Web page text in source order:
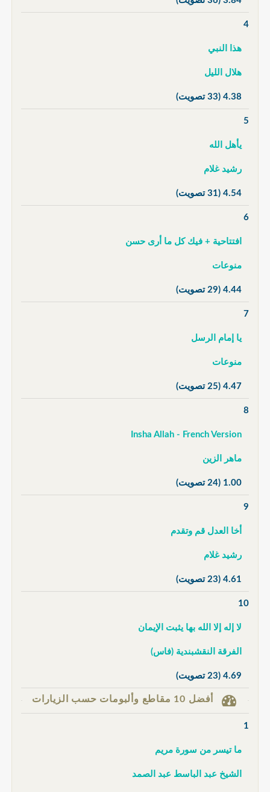
4
هذا النبي
هلال الليل
4.38 (33 تصويت)
5
يأهل الله
رشيد غلام
4.54 (31 تصويت)
6
افتتاحية + فيك كل ما أرى حسن
منوعات
4.44 (29 تصويت)
7
يا إمام الرسل
منوعات
4.47 (25 تصويت)
8
Insha Allah - French Version
ماهر الزين
1.00 (24 تصويت)
9
أخا العدل قم وتقدم
رشيد غلام
4.61 (23 تصويت)
10
لا إله إلا الله بها يثبت الإيمان
الفرقة النقشبندية (فاس)
4.69 (23 تصويت)
أفضل 10 مقاطع وألبومات حسب الزيارات
1
ما تيسر من سورة مريم
الشيخ عبد الباسط عبد الصمد